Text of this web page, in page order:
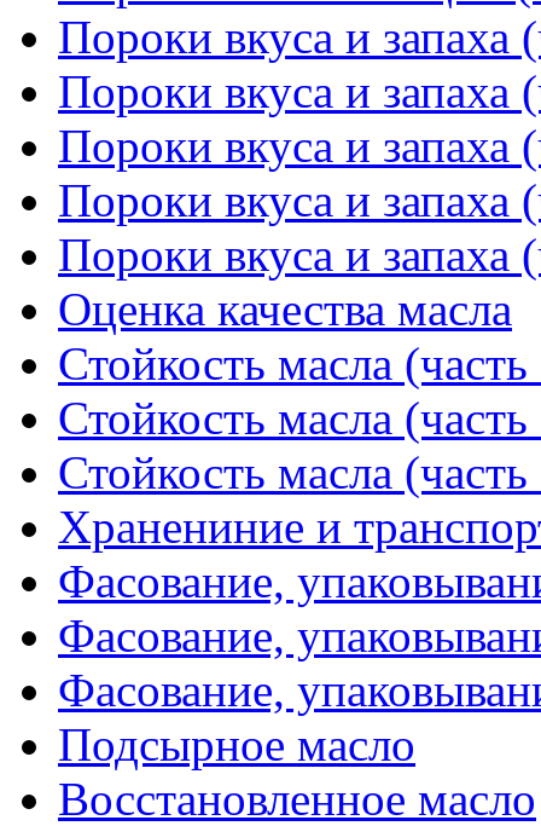
Пороки вкуса и запаха
Пороки вкуса и запаха
Пороки вкуса и запаха
Пороки вкуса и запаха
Пороки вкуса и запаха
Оценка качества масла
Стойкость масла
Стойкость масла
Стойкость масла
Хранениние и
Фасование,
Фасование,
Фасование,
Подсырное масло
Восстановленное масло